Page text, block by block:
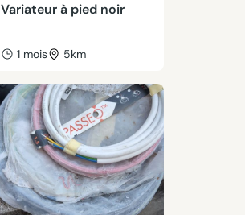
Variateur à pied noir
1 mois 5km